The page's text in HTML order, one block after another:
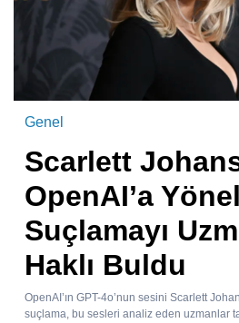
Genel
Scarlett
OpenAI’a
Suçlamayı
Haklı Buldu
OpenAI’ın GPT-4o’nun sesini Scarlett
suçlama, bu sesleri analiz eden uzmanlar